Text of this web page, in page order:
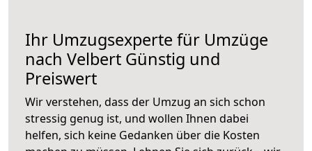
Ihr Umzugsexperte für Umzüge
nach Velbert Günstig und
Preiswert
Wir verstehen, dass der Umzug an sich schon
stressig genug ist, und wollen Ihnen dabei
helfen, sich keine Gedanken über die Kosten